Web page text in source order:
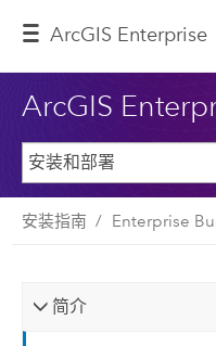
ArcGIS Enterprise
ArcGIS
安装指南 Enterprise
简介